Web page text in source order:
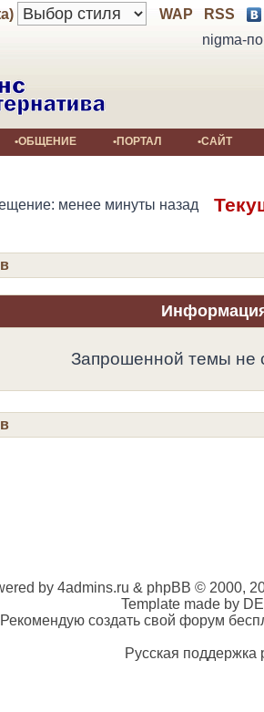
WAP
RSS
nigma-
•ОБЩЕНИЕ •ПОРТАЛ •САЙТ
менее минуты назад
Запрошенной темы не
by 4admins.ru & phpBB © 2000,
Template made by
Рекомендую создать свой форум
Русская поддержка